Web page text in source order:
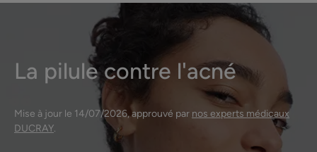
La pilule contre l'acné
Mise à jour le 14/07/2026, approuvé par nos experts médicaux
DUCRAY.